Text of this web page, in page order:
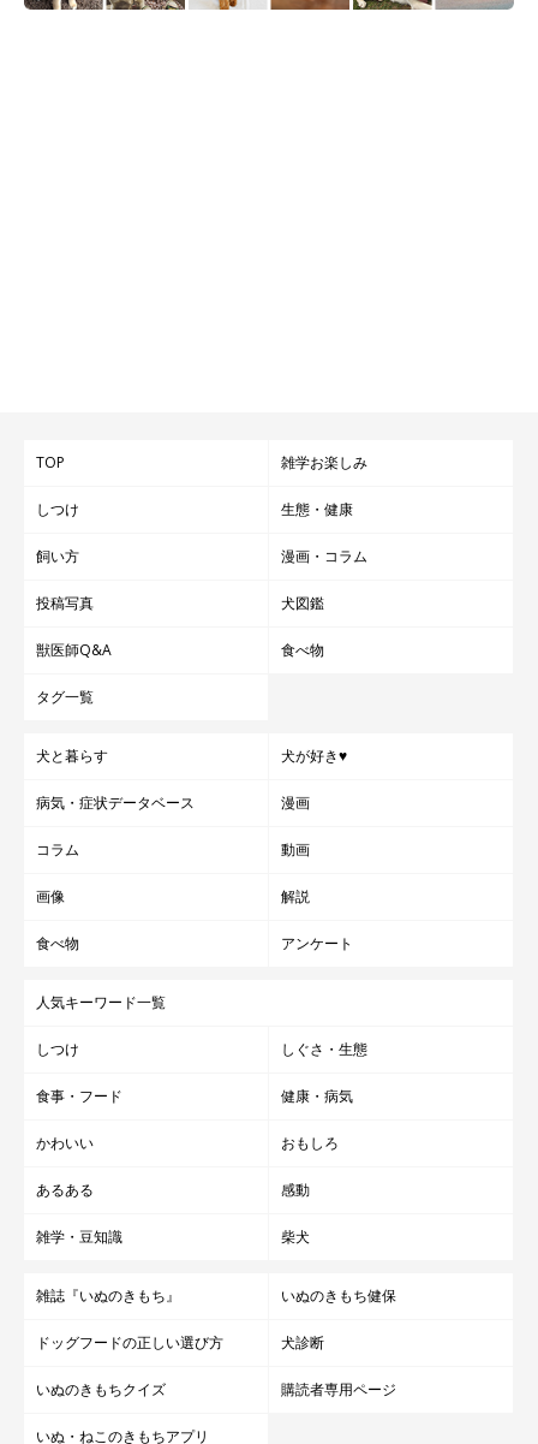
TOP 雑学お楽しみ
しつけ 生態・健康
飼い方 漫画・コラム
投稿写真 犬図鑑
獣医師Q&A 食べ物
タグ一覧
犬と暮らす 犬が好き♥
病気・症状データベース 漫画
コラム 動画
画像 解説
食べ物 アンケート
人気キーワード一覧
しつけ しぐさ・生態
食事・フード 健康・病気
かわいい おもしろ
あるある 感動
雑学・豆知識 柴犬
雑誌『いぬのきもち』 いぬのきもち健保
ドッグフードの正しい選び方 犬診断
いぬのきもちクイズ 購読者専用ページ
いぬ・ねこのきもちアプリ